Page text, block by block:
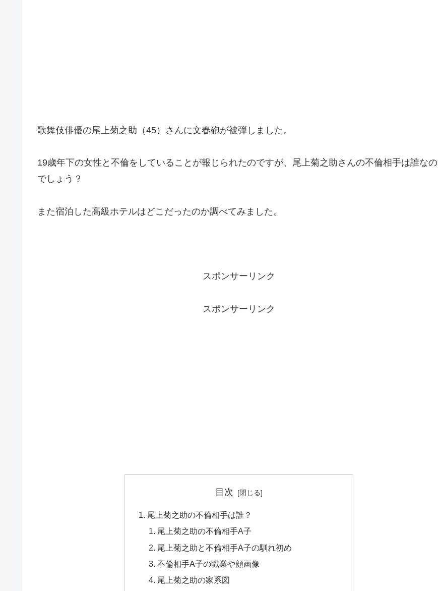
歌舞伎俳優の尾上菊之助（45）さんに文春砲が被弾しました。
19歳年下の女性と不倫をしていることが報じられたのですが、尾上菊之助さんの不倫相手は誰なの
でしょう？
また宿泊した高級ホテルはどこだったのか調べてみました。
スポンサーリンク
スポンサーリンク
目次
尾上菊之助の不倫相手は誰？
尾上菊之助の不倫相手A子
尾上菊之助と不倫相手A子の馴れ初め
不倫相手A子の職業や顔画像
尾上菊之助の家系図